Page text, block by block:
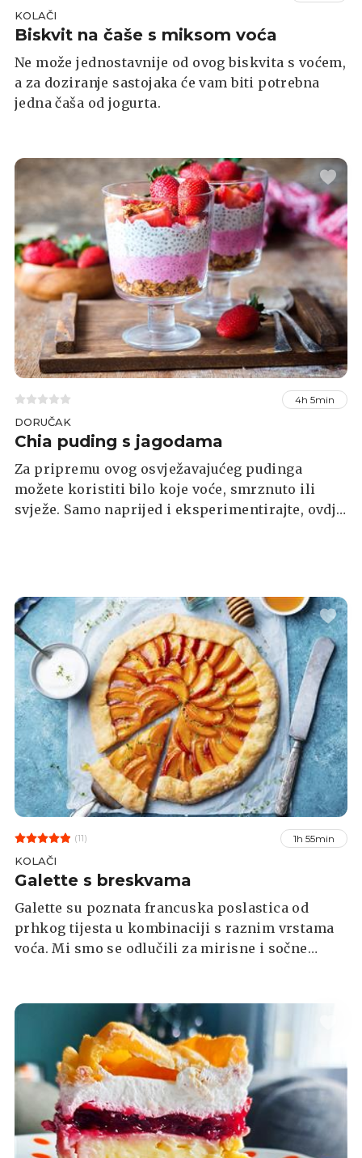
KOLAČI
Biskvit na čaše s miksom voća
Ne može jednostavnije od ovog biskvita s voćem,
a za doziranje sastojaka će vam biti potrebna
jedna čaša od jogurta.
4h 5min
DORUČAK
Chia puding s jagodama
Za pripremu ovog osvježavajućeg pudinga
možete koristiti bilo koje voće, smrznuto ili
svježe. Samo naprijed i eksperimentirajte, ovdje
(11) 1h 55min
KOLAČI
Galette s breskvama
Galette su poznata francuska poslastica od
prhkog tijesta u kombinaciji s raznim vrstama
voća. Mi smo se odlučili za mirisne i sočne
Lagano se servira, a miriše fantastično!